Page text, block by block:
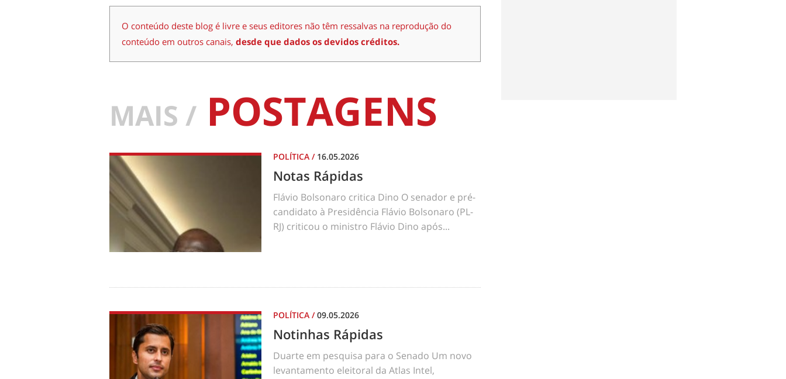
O conteúdo deste blog é livre e seus editores não têm ressalvas na reprodução do
conteúdo em outros canais, desde que dados os devidos créditos.
MAIS / POSTAGENS
POLÍTICA / 16.05.2026
Notas Rápidas
Flávio Bolsonaro critica Dino O senador e pré-
candidato à Presidência Flávio Bolsonaro (PL-
RJ) criticou o ministro Flávio Dino após...
POLÍTICA /09.05.2026
Notinhas Rápidas
Duarte em pesquisa para o Senado Um novo
levantamento eleitoral da Atlas Intel,